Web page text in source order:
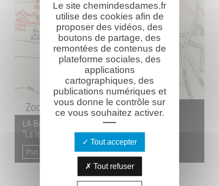
Zoom sur
LA BATAILLE DU 25 JUIN 1917
"La reprise de la Caverne du Dragon"
Plus d'infos
Le site chemindesdames.fr
utilise des cookies afin de
proposer des vidéos, des
boutons de partage, des
remontées de contenus de
plateforme sociales, des
applications
cartographiques, des
publications numériques et
vous donne le contrôle sur
ce vous souhaitez activer.
Tout accepter
Tout refuser